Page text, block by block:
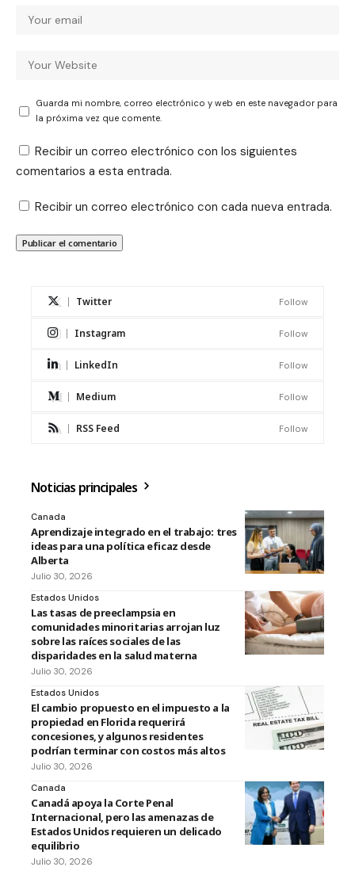
Guarda mi nombre, correo electrónico y web en este navegador para
la próxima vez que comente.
Recibir un correo electrónico con los siguientes
comentarios a esta entrada.
Recibir un correo electrónico con cada nueva entrada.
Twitter Follow
Instagram Follow
LinkedIn Follow
Medium Follow
RSS Feed Follow
Noticias principales
Canada
Aprendizaje integrado en el trabajo: tres
ideas para una política eficaz desde
Alberta
Julio 30, 2026
Estados Unidos
Las tasas de preeclampsia en
comunidades minoritarias arrojan luz
sobre las raíces sociales de las
disparidades en la salud materna
Julio 30, 2026
Estados Unidos
El cambio propuesto en el impuesto a la
propiedad en Florida requerirá
concesiones, y algunos residentes
podrían terminar con costos más altos
Julio 30, 2026
Canada
Canadá apoya la Corte Penal
Internacional, pero las amenazas de
Estados Unidos requieren un delicado
equilibrio
Julio 30, 2026